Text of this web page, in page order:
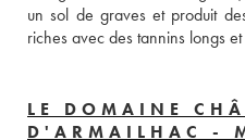
un sol de graves et produit
riches avec des tannins longs
LE DOMAINE
D'ARMAILHAC -